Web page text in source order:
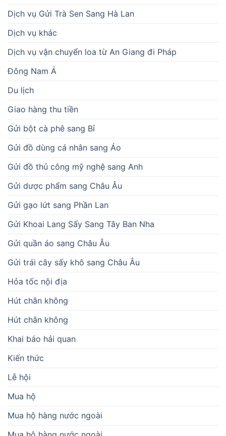
Dịch vụ Gửi Trà Sen Sang Hà Lan
Dịch vụ khác
Dịch vụ vận chuyển loa từ An Giang đi Pháp
Đông Nam Á
Du lịch
Giao hàng thu tiền
Gửi bột cà phê sang Bỉ
Gửi đồ dùng cá nhân sang Áo
Gửi đồ thủ công mỹ nghệ sang Anh
Gửi dược phẩm sang Châu Âu
Gửi gạo lứt sang Phần Lan
Gửi Khoai Lang Sấy Sang Tây Ban Nha
Gửi quần áo sang Châu Âu
Gửi trái cây sấy khô sang Châu Âu
Hỏa tốc nội địa
Hút chân không
Hút chân không
Khai báo hải quan
Kiến thức
Lễ hội
Mua hộ
Mua hộ hàng nước ngoài